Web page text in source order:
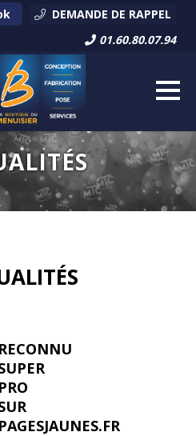
DEMANDE DE RAPPEL
01.60.80.07.94
RECONNU
PRO
PAGESJAUNES.FR